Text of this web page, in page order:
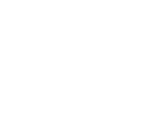
Voor het overige
kun je ook bij